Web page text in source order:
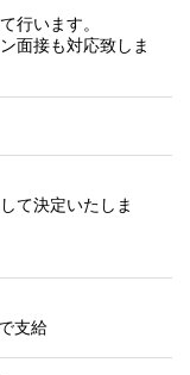
行います。
面接も対応致しま
て決定いたしま
支給